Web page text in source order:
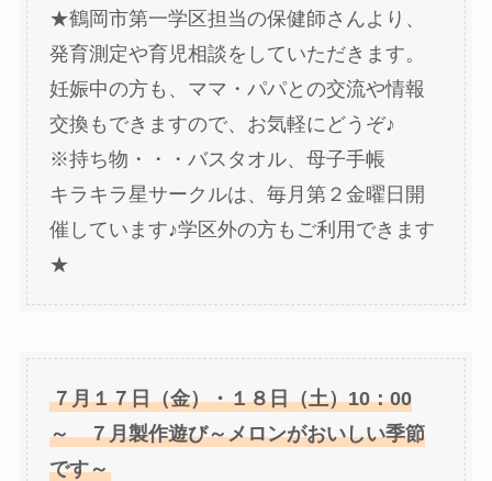
★鶴岡市第一学区担当の保健師さんより、
発育測定や育児相談をしていただきます。
妊娠中の方も、ママ・パパとの交流や情報
交換もできますので、お気軽にどうぞ♪
※持ち物・・・バスタオル、母子手帳
キラキラ星サークルは、毎月第２金曜日開
催しています♪学区外の方もご利用できます
★
７月１７日（金）・１８日（土）10：00
～ ７月製作遊び～メロンがおいしい季節
です～